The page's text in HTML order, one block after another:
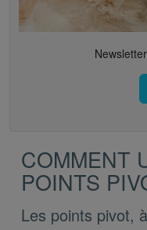
COMMENT
POINTS
Les points pivot,